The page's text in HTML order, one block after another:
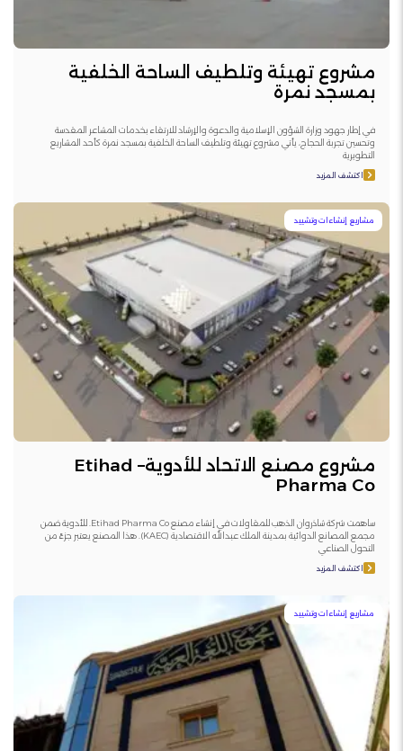
مشروع تهيئة وتلطيف الساحة الخلفية
بمسجد نمرة
في إطار جهود وزارة الشؤون الإسلامية والدعوة والإرشاد للارتقاء بخدمات المشاعر المقدسة
وتحسين تجربة الحجاج، يأتي مشروع تهيئة وتلطيف الساحة الخلفية بمسجد نمرة كأحد المشاريع
التطويرية
اكتشف المزيد
مشاريع إنشاءات وتشييد
مشروع مصنع الاتحاد للأدوية– Etihad
Pharma Co
ساهمت شركة شاذروان الذهب للمقاولات في إنشاء مصنع Etihad Pharma Co. للأدوية ضمن
مجمع المصانع الدوائية بمدينة الملك عبدالله الاقتصادية (KAEC). هذا المصنع يعتبر جزءً من
التحول الصناعي
اكتشف المزيد
مشاريع إنشاءات وتشييد